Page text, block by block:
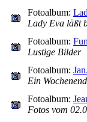
Fotoalbum:
Lady Eva läßt
Fotoalbum: Fun
Lustige Bilder
Fotoalbum:
Ein
Fotoalbum:
Fotos vom